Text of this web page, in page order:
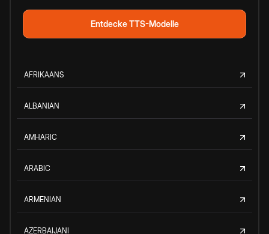
Entdecke TTS-Modelle
AFRIKAANS
ALBANIAN
AMHARIC
ARABIC
ARMENIAN
AZERBAIJANI